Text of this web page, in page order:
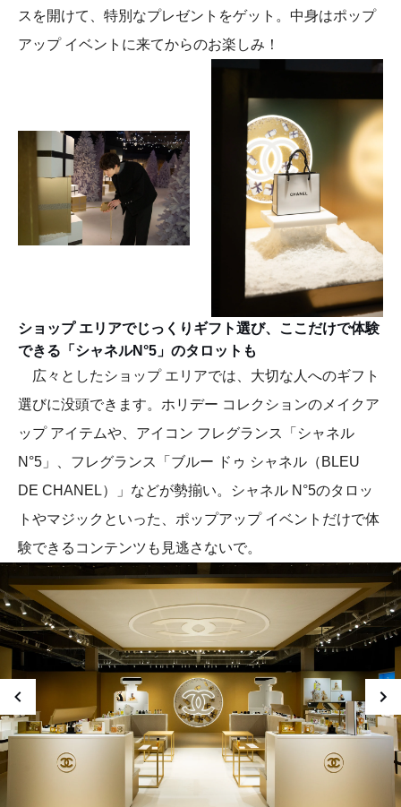
スを開けて、特別なプレゼントをゲット。中身はポップ
アップ イベントに来てからのお楽しみ！
ショップ エリアでじっくりギフト選び、ここだけで体験
できる「シャネルN°5」のタロットも
広々としたショップ エリアでは、大切な人へのギフト
選びに没頭できます。ホリデー コレクションのメイクア
ップ アイテムや、アイコン フレグランス「シャネル
N°5」、フレグランス「ブルー ドゥ シャネル（BLEU
DE CHANEL）」などが勢揃い。シャネル N°5のタロッ
トやマジックといった、ポップアップ イベントだけで体
験できるコンテンツも見逃さないで。